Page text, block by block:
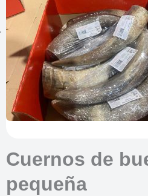
Cuernos de
pequeña